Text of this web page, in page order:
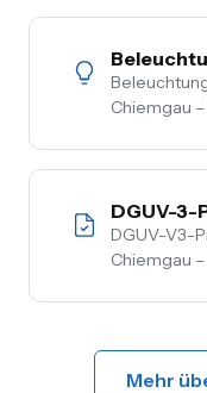
Chiemgau
DGUV-3-
DGUV-V3-
Chiemgau
Inkl.
Mehr